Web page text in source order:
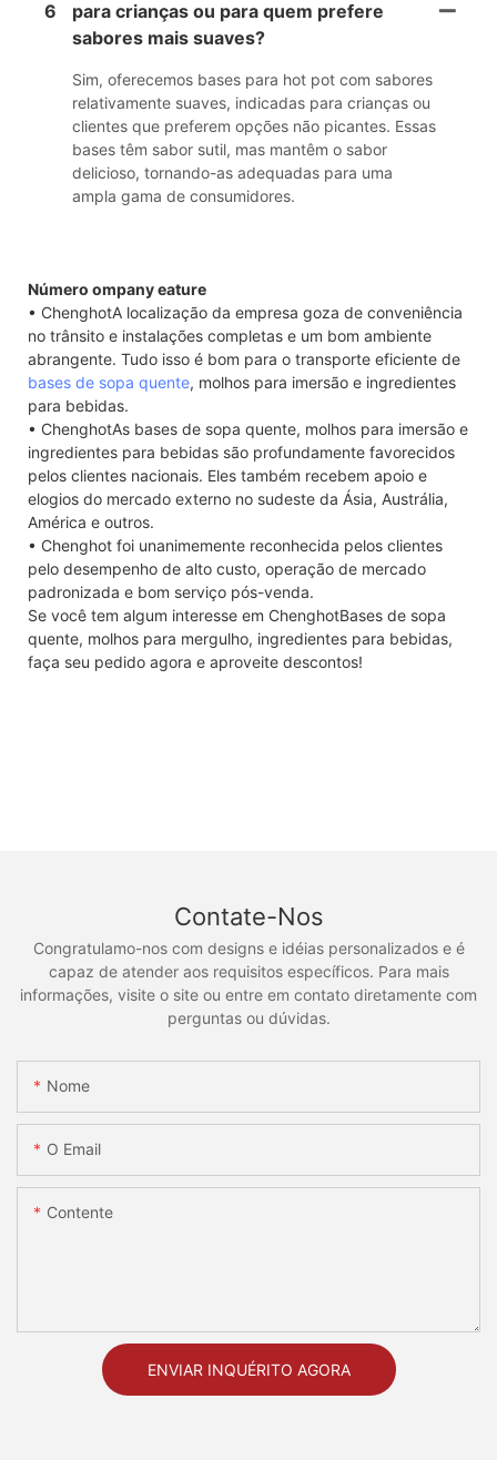
6
para crianças ou para quem prefere
sabores mais suaves?
Sim, oferecemos bases para hot pot com sabores
relativamente suaves, indicadas para crianças ou
clientes que preferem opções não picantes. Essas
bases têm sabor sutil, mas mantêm o sabor
delicioso, tornando-as adequadas para uma
ampla gama de consumidores.
Número ompany eature
• ChenghotA localização da empresa goza de conveniência
no trânsito e instalações completas e um bom ambiente
abrangente. Tudo isso é bom para o transporte eficiente de
bases de sopa quente, molhos para imersão e ingredientes
para bebidas.
• ChenghotAs bases de sopa quente, molhos para imersão e
ingredientes para bebidas são profundamente favorecidos
pelos clientes nacionais. Eles também recebem apoio e
elogios do mercado externo no sudeste da Ásia, Austrália,
América e outros.
• Chenghot foi unanimemente reconhecida pelos clientes
pelo desempenho de alto custo, operação de mercado
padronizada e bom serviço pós-venda.
Se você tem algum interesse em ChenghotBases de sopa
quente, molhos para mergulho, ingredientes para bebidas,
faça seu pedido agora e aproveite descontos!
Contate-Nos
Congratulamo-nos com designs e idéias personalizados e é
capaz de atender aos requisitos específicos. Para mais
informações, visite o site ou entre em contato diretamente com
perguntas ou dúvidas.
Nome
O Email
Contente
ENVIAR INQUÉRITO AGORA